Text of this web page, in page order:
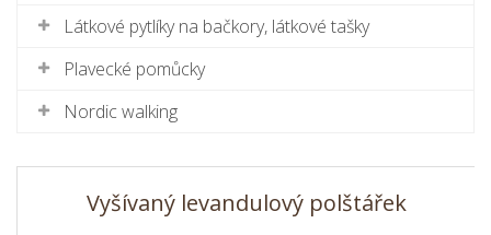
Látkové pytlíky na bačkory, látkové tašky
Plavecké pomůcky
Nordic walking
Vyšívaný levandulový polštářek